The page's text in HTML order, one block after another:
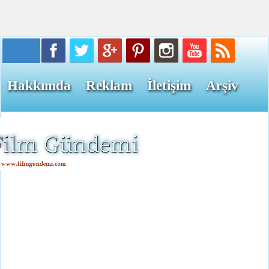
Hakkımda Reklam İletişim Arşiv